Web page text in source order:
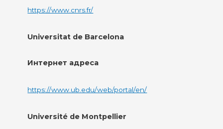
https://www.cnrs.fr/
Universitat de Barcelona
Интернет адреса
https://www.ub.edu/web/portal/en/
Université de Montpellier